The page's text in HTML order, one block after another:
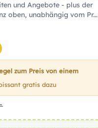
und Angebote - plus der
oben, unabhängig vom Pr...
zum Preis von einem
gratis dazu